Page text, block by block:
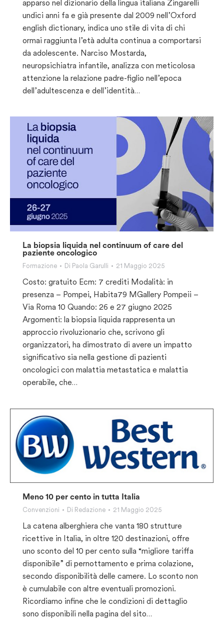
apparso nel dizionario della lingua italiana Zingarelli
undici anni fa e già presente dal 2009 nell’Oxford
english dictionary, indica uno stile di vita di chi
ormai raggiunta l’età adulta continua a comportarsi
da adolescente. Narciso Mostarda,
neuropsichiatra infantile, analizza con meticolosa
attenzione la relazione padre-figlio nell’epoca
dell’adultescenza e dell’identità…
La biopsia liquida nel continuum of care del
paziente oncologico
Formazione Di Paola Garulli 21 Maggio 2025
Costo: gratuito Ecm: 7 crediti Modalità: in
presenza – Pompei, Habita79 MGallery Pompeii –
Via Roma 10 Quando: 26 e 27 giugno 2025
Argomenti: la biopsia liquida rappresenta un
approccio rivoluzionario che, scrivono gli
organizzatori, ha dimostrato di avere un impatto
significativo sia nella gestione di pazienti
oncologici con malattia metastatica e malattia
operabile, che…
Meno 10 per cento in tutta Italia
Convenzioni Di Redazione 21 Maggio 2025
La catena alberghiera che vanta 180 strutture
ricettive in Italia, in oltre 120 destinazioni, offre
uno sconto del 10 per cento sulla “migliore tariffa
disponibile” di pernottamento e prima colazione,
secondo disponibilità delle camere. Lo sconto non
è cumulabile con altre eventuali promozioni.
Ricordiamo infine che le condizioni di dettaglio
sono disponibili nella pagina del sito…